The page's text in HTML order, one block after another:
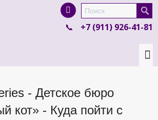
product in a size size .
colour items.
+7 (911) 926-41-81
- Детское бюро
кот» - Куда пойти с